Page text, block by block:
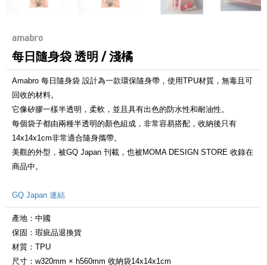
amabro
每日隨身袋 透明 / 淺橘
Amabro 每日隨身袋 設計為一款環保隨身帶，使用TPU材質，無毒且可
回收的材料。
它像矽膠一樣半透明，柔軟，並且具有出色的防水性和耐油性。
每個袋子都由兩種半透明的顏色組成，非常容易搭配，收納後只有
14x14x1cm非常適合隨身攜帶。
美觀的外型，被GQ Japan 刊載，也被MOMA DESIGN STORE 收錄在
商品中。
GQ Japan 連結
產地：中國
保固：瑕疵品退換貨
材質：TPU
尺寸：w320mm × h560mm 收納袋14x14x1cm